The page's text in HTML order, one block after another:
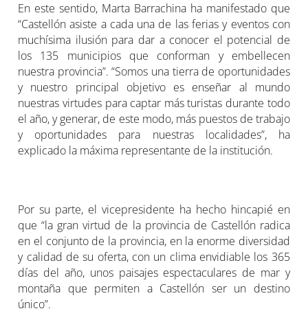
En este sentido, Marta Barrachina ha manifestado que
“Castellón asiste a cada una de las ferias y eventos con
muchísima ilusión para dar a conocer el potencial de
los 135 municipios que conforman y embellecen
nuestra provincia”. “Somos una tierra de oportunidades
y nuestro principal objetivo es enseñar al mundo
nuestras virtudes para captar más turistas durante todo
el año, y generar, de este modo, más puestos de trabajo
y oportunidades para nuestras localidades”, ha
explicado la máxima representante de la institución.
Por su parte, el vicepresidente ha hecho hincapié en
que “la gran virtud de la provincia de Castellón radica
en el conjunto de la provincia, en la enorme diversidad
y calidad de su oferta, con un clima envidiable los 365
días del año, unos paisajes espectaculares de mar y
montaña que permiten a Castellón ser un destino
único”.